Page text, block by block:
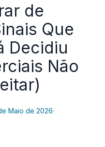
de
Que
Decidiu
Não
Maio de 2026·